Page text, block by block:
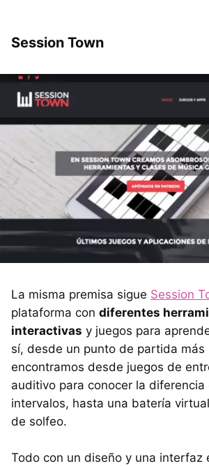
Session Town
La misma premisa sigue Session
plataforma con diferentes
interactivas y juegos para
sí, desde un punto de partida más
encontramos desde juegos de
auditivo para conocer la
intervalos, hasta una batería
de solfeo.
Todo con un diseño y una interfaz